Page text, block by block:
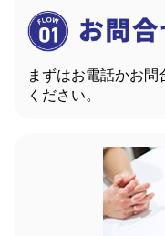
まずはお電話かお
ください。